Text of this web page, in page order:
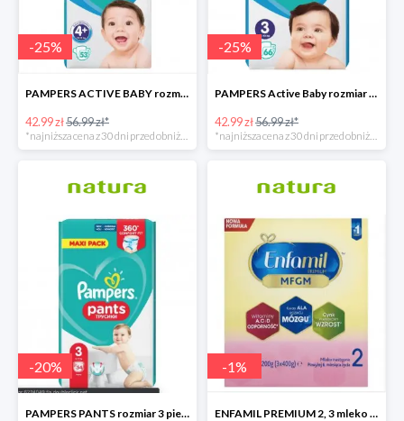
-25%
PAMPERS ACTIVE BABY rozmiar 4+, 53 pieluszki, 10-15kg
42.99 zł56.99 zł*
*najniższa cena z 30 dni przed obniżką
-25%
PAMPERS Active Baby rozmiar 3, 66 pieluszek, 6-10 KG
42.99 zł56.99 zł*
*najniższa cena z 30 dni przed obniżką
-20%
PAMPERS PANTS rozmiar 3 pieluchomajtki
-1%
ENFAMIL PREMIUM 2, 3 mleko następne powyżej 6. miesiąca życia 1200 G